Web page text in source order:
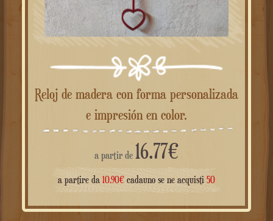
Reloj de madera con forma personalizada
e impresión en color.
a partir de 16.77€
a partire da 10.90€ cadauno se ne acquisti 50